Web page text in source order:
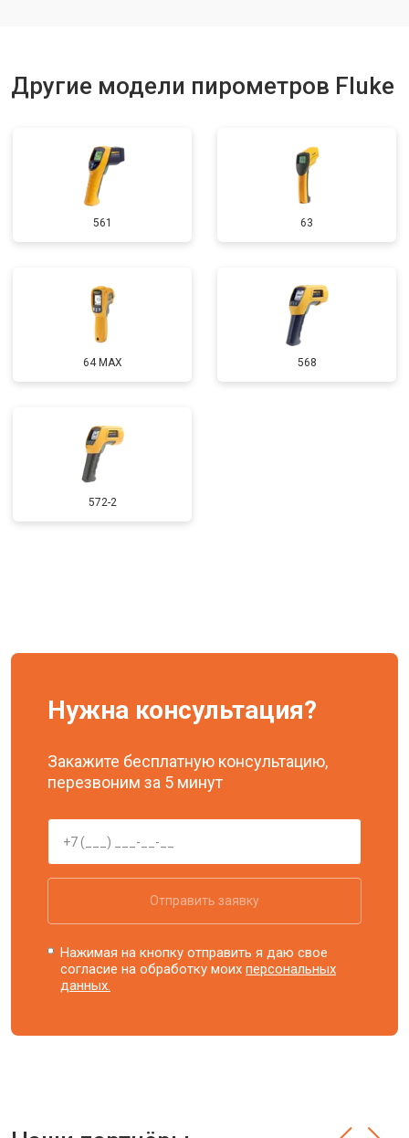
Другие модели пирометров Fluke
561 63
64 MAX 568
572-2
Нужна консультация?
Закажите бесплатную консультацию,
перезвоним за 5 минут
Отправить заявку
Нажимая на кнопку отправить я даю свое
согласие на обработку моихперсональных
данных.